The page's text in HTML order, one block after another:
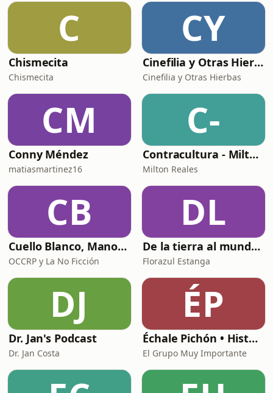
C
Chismecita
Chismecita
CY
Cinefilia y Otras Hierbas
Cinefilia y Otras Hierbas
CM
Conny Méndez
matiasmartinez16
C-
Contracultura - Milton Reales
Milton Reales
CB
Cuello Blanco, Manos Sucias
OCCRP y La No Ficción
DL
De la tierra al mundo. Mujeres con aroma a fogón
Florazul Estanga
DJ
Dr. Jan's Podcast
Dr. Jan Costa
ÉP
Échale Pichón • Historia de Venezuela
El Grupo Muy Importante